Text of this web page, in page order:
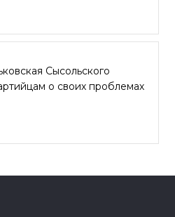
Сысольского
о своих проблемах